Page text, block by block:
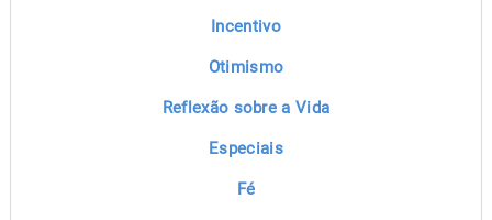
Incentivo
Otimismo
Reflexão sobre a Vida
Especiais
Fé